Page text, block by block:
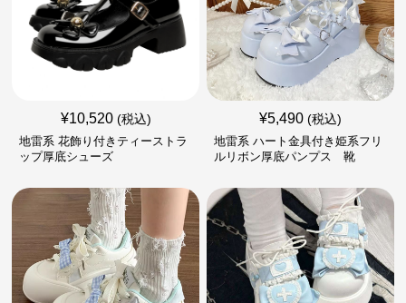
¥10,520 (税込)
地雷系 花飾り付きティーストラ
ップ厚底シューズ
¥5,490 (税込)
地雷系 ハート金具付き姫系フリ
ルリボン厚底パンプス 靴